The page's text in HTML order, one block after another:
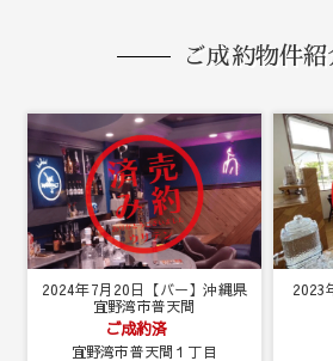
ご成約物件紹
2024年7月20日【バー】沖縄県
宜野湾市普天間
ご成約済
宜野湾市普天間１丁目
2023